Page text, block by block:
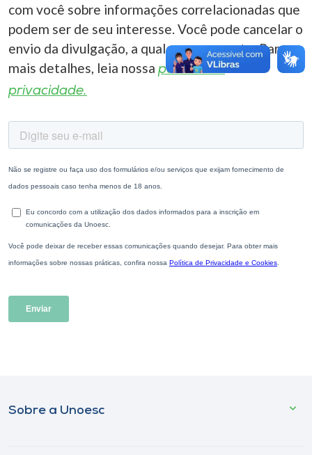
com você sobre informações correlacionadas que
podem ser de seu interesse. Você pode cancelar o
envio da divulgação, a qualquer momento. Para
mais detalhes, leia nossa política de
privacidade.
Sobre a Unoesc